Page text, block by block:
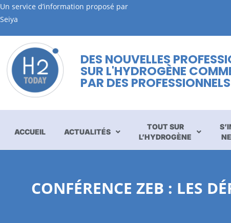
Un service d’information proposé par
Seiya
DES NOUVELLES
SUR L'HYDROGÈNE
PAR DES PROFESSIONNELS
ACCUEIL ACTUALITÉS
TOUT SUR
L’HYDROGÈNE
CONFÉRENCE ZEB : LES